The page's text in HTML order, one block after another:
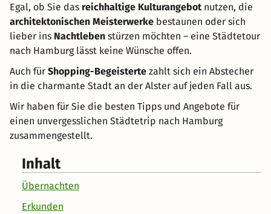
Egal, ob Sie das reichhaltige Kulturangebot nutzen, die
architektonischen Meisterwerke bestaunen oder sich
lieber ins Nachtleben stürzen möchten – eine Städtetour
nach Hamburg lässt keine Wünsche offen.
Auch für Shopping-Begeisterte zahlt sich ein Abstecher
in die charmante Stadt an der Alster auf jeden Fall aus.
Wir haben für Sie die besten Tipps und Angebote für
einen unvergesslichen Städtetrip nach Hamburg
zusammengestellt.
Inhalt
Übernachten
Erkunden